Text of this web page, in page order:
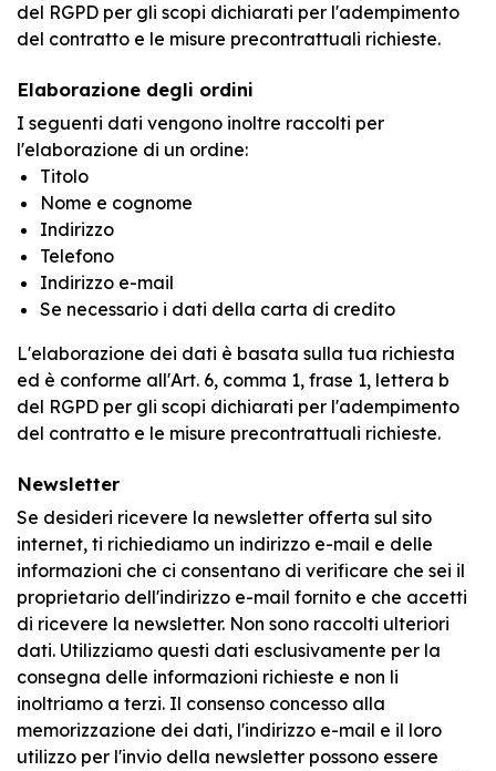
del RGPD per gli scopi dichiarati per l'adempimento
del contratto e le misure precontrattuali richieste.
Elaborazione degli ordini
I seguenti dati vengono inoltre raccolti per
l'elaborazione di un ordine:
Titolo
Nome e cognome
Indirizzo
Telefono
Indirizzo e-mail
Se necessario i dati della carta di credito
L'elaborazione dei dati è basata sulla tua richiesta
ed è conforme all'Art. 6, comma 1, frase 1, lettera b
del RGPD per gli scopi dichiarati per l'adempimento
del contratto e le misure precontrattuali richieste.
Newsletter
Se desideri ricevere la newsletter offerta sul sito
internet, ti richiediamo un indirizzo e-mail e delle
informazioni che ci consentano di verificare che sei il
proprietario dell'indirizzo e-mail fornito e che accetti
di ricevere la newsletter. Non sono raccolti ulteriori
dati. Utilizziamo questi dati esclusivamente per la
consegna delle informazioni richieste e non li
inoltriamo a terzi. Il consenso concesso alla
memorizzazione dei dati, l'indirizzo e-mail e il loro
utilizzo per l'invio della newsletter possono essere